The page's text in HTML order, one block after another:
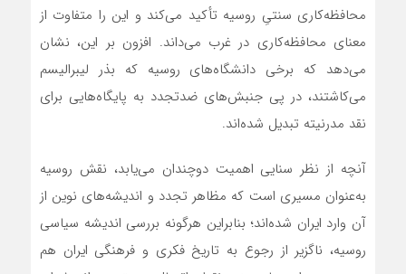
محافظه‌کاری سنتیِ روسیه تأکید می‌کند و این را متفاوت از
معنای محافظه‌کاری در غرب می‌داند. افزون بر این، نشان
می‌دهد که برخی دانشگاه‌های روسیه که بذر لیبرالیسم
می‌کاشتند، در پی جنبش‌های ضدتجدد به پایگاه‌هایی برای
نقد مدرنیته تبدیل شده‌اند.
آنچه از نظر سنایی اهمیت دوچندان می‌یابد، نقش روسیه
به‌عنوان مسیری است که مظاهر تجدد و اندیشه‌های نوین از
آن وارد ایران شده‌اند؛ بنابراین هرگونه بررسی اندیشه سیاسی
روسیه، ناگزیر از رجوع به تاریخ فکری و فرهنگی ایران هم